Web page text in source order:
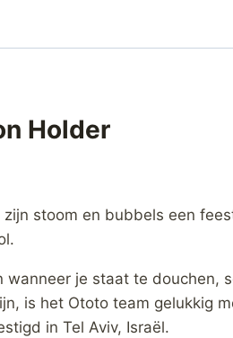
Holder
stoom en bubbels een
wanneer je staat te
is het Ototo team gelukkig
in Tel Aviv, Israël.